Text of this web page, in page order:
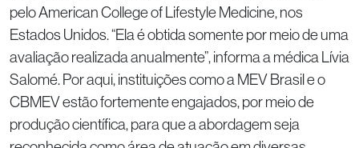
pelo American College of Lifestyle Medicine, nos
Estados Unidos. “Ela é obtida somente por meio de uma
avaliação realizada anualmente”, informa a médica Lívia
Salomé. Por aqui, instituições como a MEV Brasil e o
CBMEV estão fortemente engajados, por meio de
produção científica, para que a abordagem seja